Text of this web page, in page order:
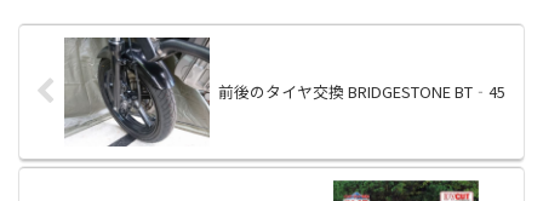
前後のタイヤ交換 BRIDGESTONE BT‐45